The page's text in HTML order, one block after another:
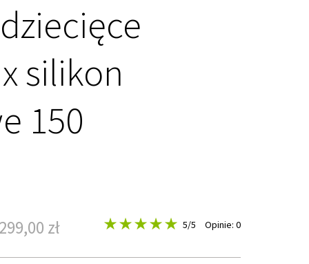
silikon
150
zł 5/5 Opinie: 0